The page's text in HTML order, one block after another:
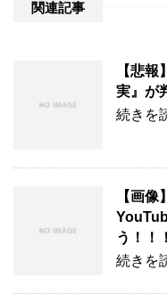
関連記事
【悲
実』が
続きを
【画
う！！
続きを